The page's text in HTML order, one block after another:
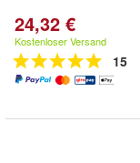
24,32 €
Kostenloser Versand
15